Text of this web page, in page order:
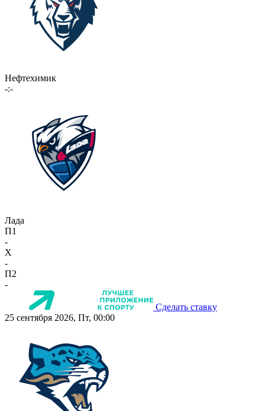
Нефтехимик
-:-
Лада
П1
-
X
-
П2
-
Сделать ставку
25 сентября 2026, Пт, 00:00